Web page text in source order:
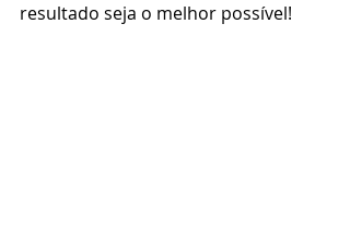
resultado seja o melhor possível!